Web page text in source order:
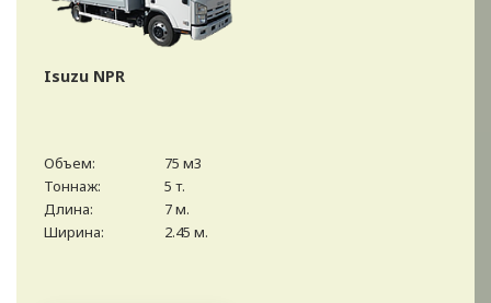
Isuzu NPR
Объем:
75 м3
Тоннаж:
5 т.
Длина:
7 м.
Ширина:
2.45 м.